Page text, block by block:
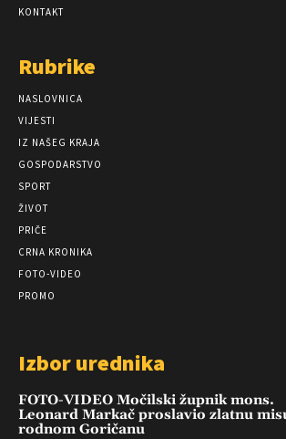
KONTAKT
Rubrike
NASLOVNICA
VIJESTI
IZ NAŠEG KRAJA
GOSPODARSTVO
SPORT
ŽIVOT
PRIČE
CRNA KRONIKA
FOTO-VIDEO
PROMO
Izbor urednika
FOTO-VIDEO Močilski župnik mons.
Leonard Markač proslavio zlatnu
rodnom Goričanu